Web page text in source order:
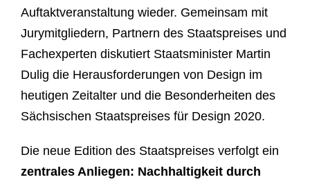
Auftaktveranstaltung wieder. Gemeinsam mit
Jurymitgliedern, Partnern des Staatspreises und
Fachexperten diskutiert Staatsminister Martin
Dulig die Herausforderungen von Design im
heutigen Zeitalter und die Besonderheiten des
Sächsischen Staatspreises für Design 2020.
Die neue Edition des Staatspreises verfolgt ein
zentrales Anliegen: Nachhaltigkeit durch